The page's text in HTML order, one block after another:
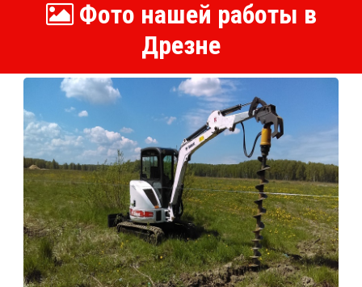
Фото нашей работы в
Дрезне